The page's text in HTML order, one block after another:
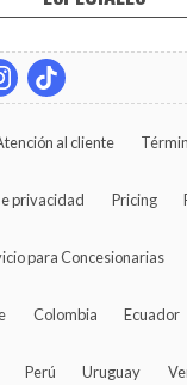
al cliente
privacidad Pricing
para Concesionarias
Colombia Ecuador
Perú Uruguay